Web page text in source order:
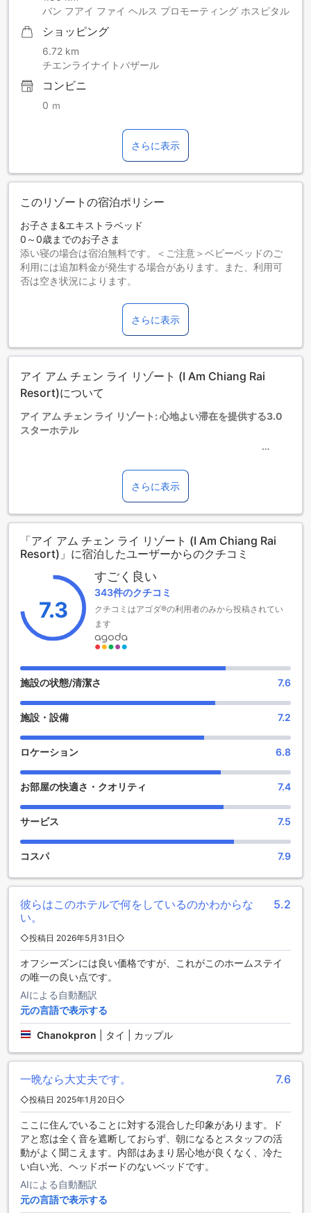
バン フアイ ファイ ヘルス プロモーティング ホスピタル
ショッピング
6.72 km
チエンライナイトバザール
コンビニ
0 ｍ
さらに表示
このリゾートの宿泊ポリシー
お子さま&エキストラベッド
0～0歳までのお子さま
添い寝の場合は宿泊無料です。＜ご注意＞ベビーベッドのご
利用には追加料金が発生する場合があります。また、利用可
否は空き状況によります。
添い寝の場合は宿泊無料です。
5歳以上の宿泊者は大人とみなされます。
エキストラベッドの追加可否は、ルームタイプにより異なり
ます。各ルームタイプ欄の記載をお確かめください。ルーム
ていない場合は、エキストラベッドの追加はできません。
【ご注意】6部屋以上をご予約の場合は、異なるご予約条件や
さらに表示
アイ アム チェン ライ リゾート (I Am Chiang Rai
Resort)について
アイ アム チェン ライ リゾート: 心地よい滞在を提供する3.0
スターホテル
する心地よい滞在を提供する3.0スターホテルです。2012年に
建てられたこのホテルは、33室の客室を提供しており、快適
な滞在をお約束します。ホテルまでの所要時間はわずか15分
で、空港へのアクセスも便利です。チェックインは午前11時
から可能で、チェックアウトは午後1時30分までとなっていま
す。また、このホテルでは2歳から3歳までのお子様は無料で
宿泊できる子供のポリシーを採用しています。
アイ アム チェン ライ リゾートのエンターテイメント施設
アイ アム チェン ライ リゾートは、充実したエンターテイメ
ント施設を提供しています。リゾート内にはショップ、バ
ー、サロン、共用ラウンジ/テレビエリア、カラオケがありま
す。ショップでは、お土産や必需品を手に入れることができ
ます。バーでは、美味しいカクテルや地元のお酒を楽しむこ
とができます。サロンでは、リラックスした雰囲気でマッサ
ウンジ/テレビエリアでは、他のゲストと交流しながらくつろ
ぐことができます。また、カラオケルームでは、歌って盛り
上がることができます。アイ アム チェン ライ リゾートは、
エンターテイメント施設の充実度に自信を持っており、滞在
アイ アム チェン ライ リゾートのスポーツ施設
アイ アム チェン ライ リゾートは、素晴らしいスポーツ施設
適に泳ぐことができます。プールサイドのバーもあり、リラ
ックスしながらお飲み物を楽しむことができます。このプー
た、プールサイドには快適なラウンジチェアも備えられてお
り、ゆったりとした時間を過ごすことができます。アイ アム
チェン ライ リゾートは、スポーツ愛好家にとって理想的な滞
便利な設備が充実！アイ アム チェン ライ リゾートの利便性施
設
アイ アム チェン ライ リゾートでは、快適な滞在をサポート
するためにさまざまな便利な設備を提供しています。まず、
セーフティボックスが完備されており、貴重品や重要な物品
を安全に保管することができます。また、フレンドリーなコ
ンシェルジュが常駐しており、観光情報やレストラン予約な
さらに、公共エリアではWi-Fiが利用可能で、インターネット
に接続して情報を調べることができます。喫煙者のために
は、専用の喫煙エリアも用意されています。全客室で無料の
Wi-Fiが利用できるため、快適なインターネット環境をお楽し
みいただけます。チェックインやチェックアウトもスムーズ
に行えるエクスプレスチェックイン/チェックアウトサービス
も提供されています。荷物の預かりサービスもあり、観光中
に重い荷物を持ち歩く必要がありません。自動販売機やコン
ビニエンスストアもあり、必要なものを手軽に手に入れるこ
とができます。さらに、毎日のハウスキーピングサービスや
さらに表示
「アイ アム チェン ライ リゾート (I Am Chiang Rai
Resort)」に宿泊したユーザーからのクチコミ
7.3
すごく良い
343件のクチコミ
クチコミはアゴダ®の利用者のみから投稿されてい
ます
施設の状態/清潔さ 7.6
施設・設備 7.2
ロケーション 6.8
お部屋の快適さ・クオリティ 7.4
サービス 7.5
コスパ 7.9
彼らはこのホテルで何をしているのかわからな
い。
5.2
◇投稿日 2026年5月31日◇
オフシーズンには良い価格ですが、これがこのホームステイ
の唯一の良い点です。
AIによる自動翻訳
元の言語で表示する
Chanokpron タイ | カップル
一晩なら大丈夫です。 7.6
◇投稿日 2025年1月20日◇
ここに住んでいることに対する混合した印象があります。ド
アと窓は全く音を遮断しておらず、朝になるとスタッフの活
動がよく聞こえます。内部はあまり居心地が良くなく、冷た
い白い光、ヘッドボードのないベッドです。
AIによる自動翻訳
元の言語で表示する